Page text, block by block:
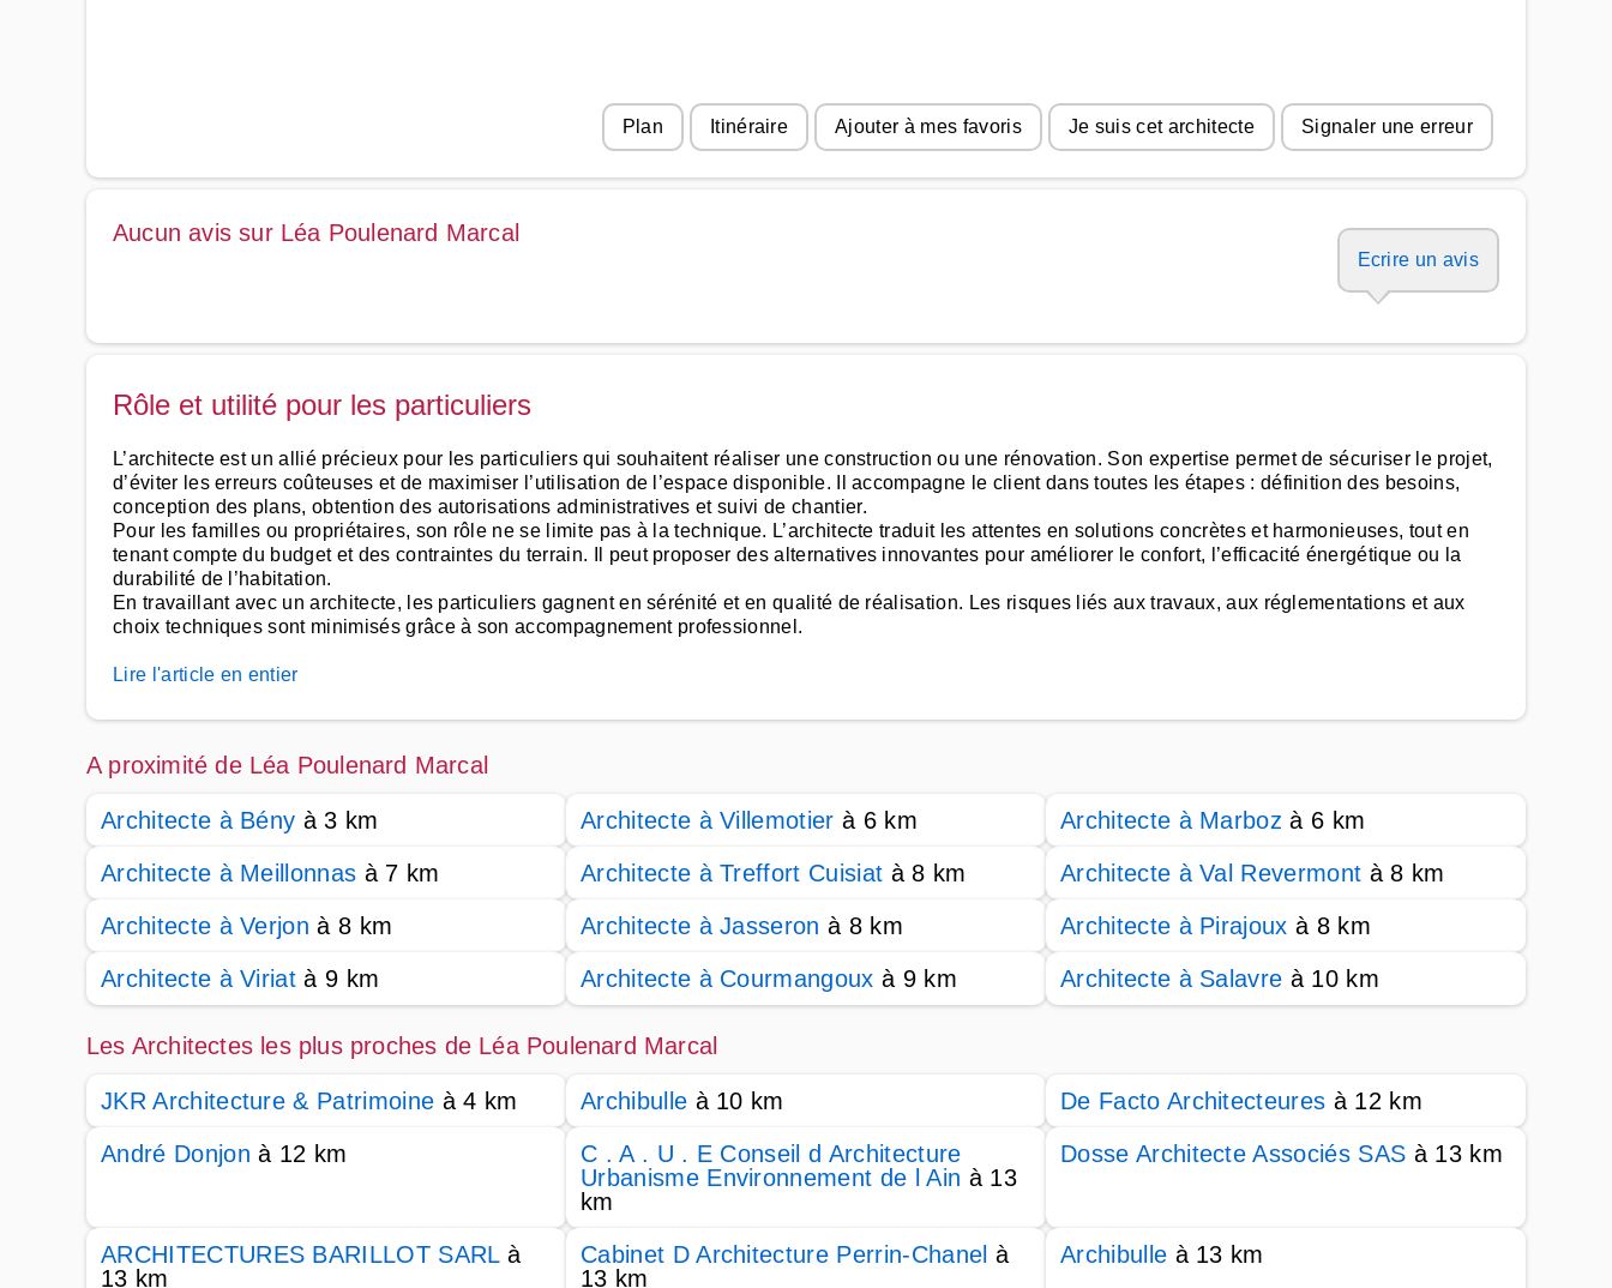
Plan Itinéraire Ajouter à mes favoris Je suis cet architecte Signaler une erreur
Aucun avis sur Léa Poulenard Marcal
Ecrire un avis
Rôle et utilité pour les particuliers
L’architecte est un allié précieux pour les particuliers qui souhaitent réaliser une construction ou une rénovation. Son expertise permet de sécuriser le projet,
d’éviter les erreurs coûteuses et de maximiser l’utilisation de l’espace disponible. Il accompagne le client dans toutes les étapes : définition des besoins,
conception des plans, obtention des autorisations administratives et suivi de chantier.
Pour les familles ou propriétaires, son rôle ne se limite pas à la technique. L’architecte traduit les attentes en solutions concrètes et harmonieuses, tout en
tenant compte du budget et des contraintes du terrain. Il peut proposer des alternatives innovantes pour améliorer le confort, l’efficacité énergétique ou la
durabilité de l’habitation.
En travaillant avec un architecte, les particuliers gagnent en sérénité et en qualité de réalisation. Les risques liés aux travaux, aux réglementations et aux
choix techniques sont minimisés grâce à son accompagnement professionnel.
Lire l'article en entier
A proximité de Léa Poulenard Marcal
Architecte à Bény à 3 km Architecte à Villemotier à 6 km Architecte à Marboz à 6 km
Architecte à Meillonnas à 7 km Architecte à Treffort Cuisiat à 8 km Architecte à Val Revermont à 8 km
Architecte à Verjon à 8 km Architecte à Jasseron à 8 km Architecte à Pirajoux à 8 km
Architecte à Viriat à 9 km Architecte à Courmangoux à 9 km Architecte à Salavre à 10 km
Les Architectes les plus proches de Léa Poulenard Marcal
JKR Architecture & Patrimoine à 4 km Archibulle à 10 km De Facto Architecteures à 12 km
André Donjon à 12 km
C . A . U . E Conseil d Architecture
Urbanisme Environnement de l Ain à 13
km
Dosse Architecte Associés SAS à 13 km
ARCHITECTURES BARILLOT SARLà
13 km
Cabinet D Architecture Perrin-Chanel à
13 km
Archibulle à 13 km